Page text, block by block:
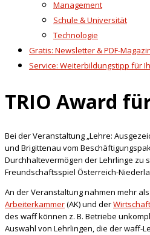
Management
Schule & Universität
Technologie
Gratis: Newsletter & PDF-
Service: Weiterbildungstipp für
TRIO Award
Bei der Veranstaltung „Lehre:
und Brigittenau vom
Durchhaltevermögen der Lehrlinge zu
Freundschaftsspiel Österreich-
An der Veranstaltung nahmen mehr
Arbeiterkammer(AK) und der
des waff können z. B. Betriebe
Auswahl von Lehrlingen, die der waff-